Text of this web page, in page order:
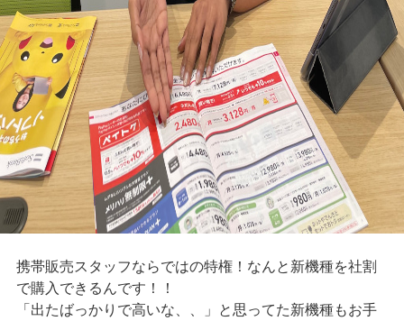
携帯販売スタッフならではの特権！なんと新機種を社割
で購入できるんです！！
「出たばっかりで高いな、、」と思ってた新機種もお手